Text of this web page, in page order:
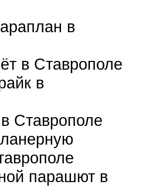
в
в Ставрополе
в
Ставрополе
парашют в